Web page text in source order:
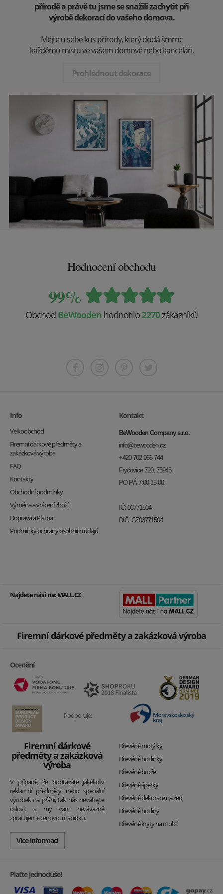
přírodě a právě tu jsme se snažili zachytit při
výrobě dekorací do vašeho domova.
Mějte u sebe kus přírody, který dodá šmrnc
každému místu ve vašem domově nebo kanceláři.
Prohlédnout dekorace
Hodnocení obchodu
99%
Obchod BeWooden hodnotilo 2270zákazníků
Info
Velkoobchod
Firemní dárkové předměty a
zakázková výroba
FAQ
Kontakty
Obchodní podmínky
Výměna a vrácení zboží
Doprava a Platba
Podmínky ochrany osobních údajů
Kontakt
BeWooden Company s.r.o.
info@bewooden.cz
+420 702 966 744
Fryčovice 720, 73945
PO-PÁ 7:00-15:00
IČ: 03771504
DIČ: CZ03771504
Najdete nás i na:MALL.CZ
Firemní dárkové předměty a zakázková výroba
Ocenění
Podporuje:
Firemní dárkové
předměty a zakázková
výroba
V případě, že poptáváte jakékoliv
reklamní předměty nebo speciální
výrobek na přání, tak nás neváhejte
oslovit a my vám nezávazně
zpracujeme cenovou nabídku.
Více informací
Dřevěné motýlky
Dřevěné hodinky
Dřevěné brože
Dřevěné šperky
Dřevěné dekorace na zeď
Dřevěné hodiny
Dřevěné kryty na mobil
Plaťte jednoduše!